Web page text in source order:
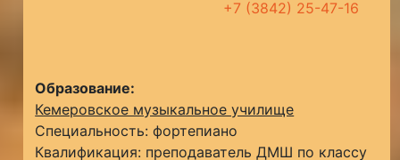
+7 (3842) 25-47-16
Образование:
Кемеровское музыкальное училище
Специальность: фортепиано
Квалификация: преподаватель ДМШ по классу